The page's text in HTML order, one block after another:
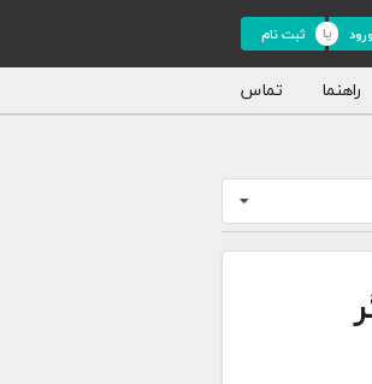
ورود ثبت نام
راهنما تماس